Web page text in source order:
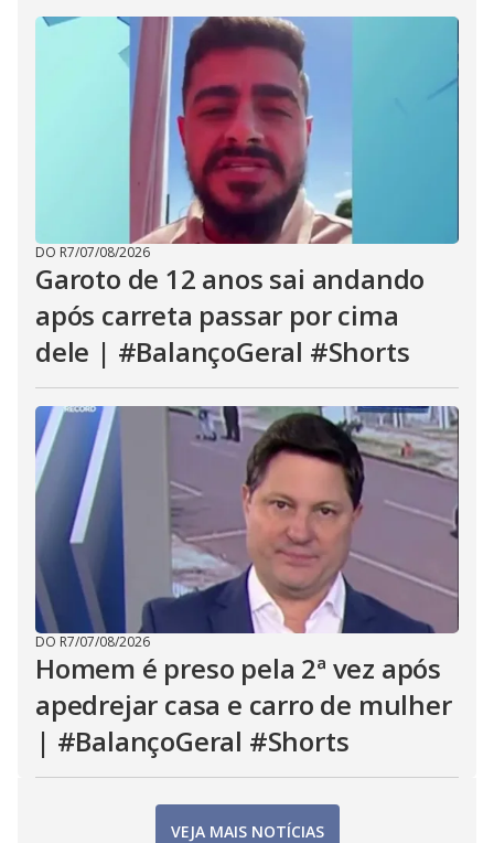
DO R7/07/08/2026
Garoto de 12 anos sai andando
após carreta passar por cima
dele | #BalançoGeral #Shorts
DO R7/07/08/2026
Homem é preso pela 2ª vez após
apedrejar casa e carro de mulher
| #BalançoGeral #Shorts
VEJA MAIS NOTÍCIAS